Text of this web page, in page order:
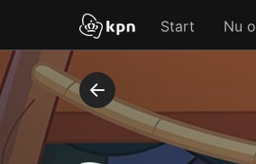
Start Nu